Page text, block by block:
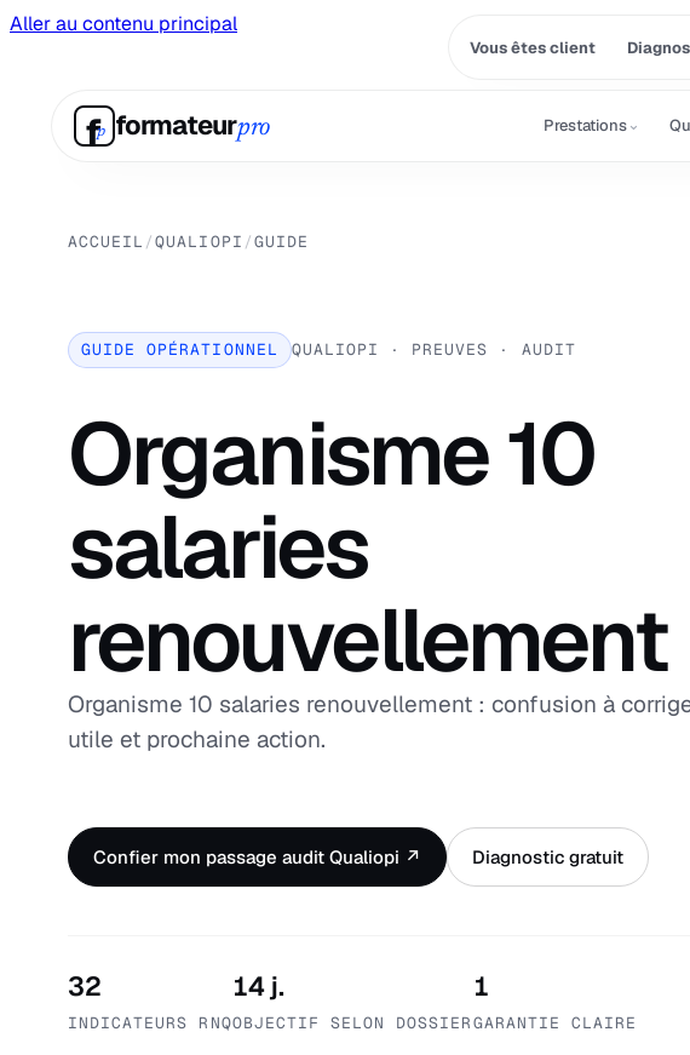
Aller au contenu principal
Vous êtes client
fp formateurpro Prestations⌄
ACCUEIL /QUALIOPI /GUIDE
GUIDE OPÉRATIONNEL QUALIOPI · PREUVES · AUDIT
Organisme 10
salaries
renouvellement
Organisme 10 salaries renouvellement : confusion à
utile et prochaine action.
Confier mon passage audit Qualiopi ↗ Diagnostic gratuit
32
INDICATEURS RNQ
14 j.
OBJECTIF SELON DOSSIER
1
GARANTIE CLAIRE